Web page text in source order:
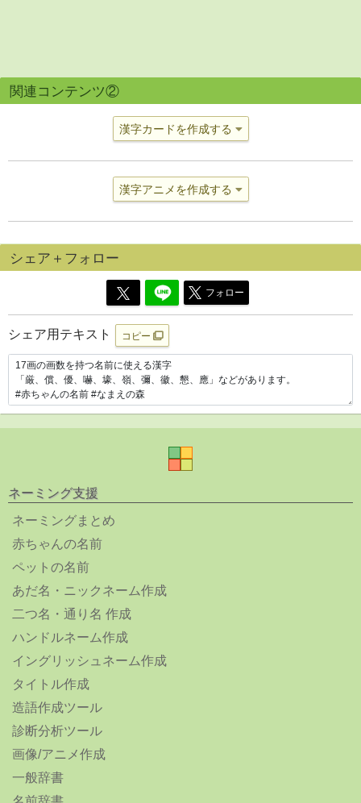
関連コンテンツ②
漢字カードを作成する
漢字アニメを作成する
シェア＋フォロー
フォロー
シェア用テキスト コピー
ネーミング支援
ネーミングまとめ
赤ちゃんの名前
ペットの名前
あだ名・ニックネーム作成
二つ名・通り名 作成
ハンドルネーム作成
イングリッシュネーム作成
タイトル作成
造語作成ツール
診断分析ツール
画像/アニメ作成
一般辞書